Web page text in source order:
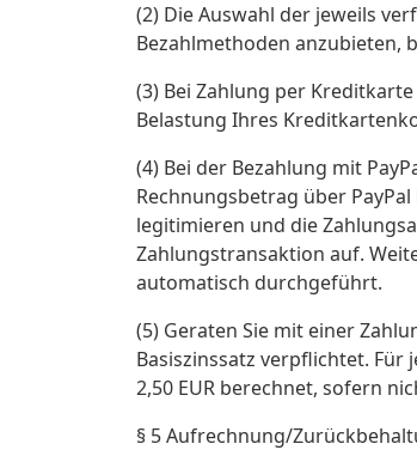
(2) Die Auswahl der jeweils
Bezahlmethoden anzubieten,
(3) Bei Zahlung per
Belastung Ihres
(4) Bei der Bezahlung mit
Rechnungsbetrag über
legitimieren und die
Zahlungstransaktion auf.
automatisch durchgeführt.
(5) Geraten Sie mit einer
Basiszinssatz verpflichtet. Für
2,50 EUR berechnet, sofern
§ 5 Aufrechnung/